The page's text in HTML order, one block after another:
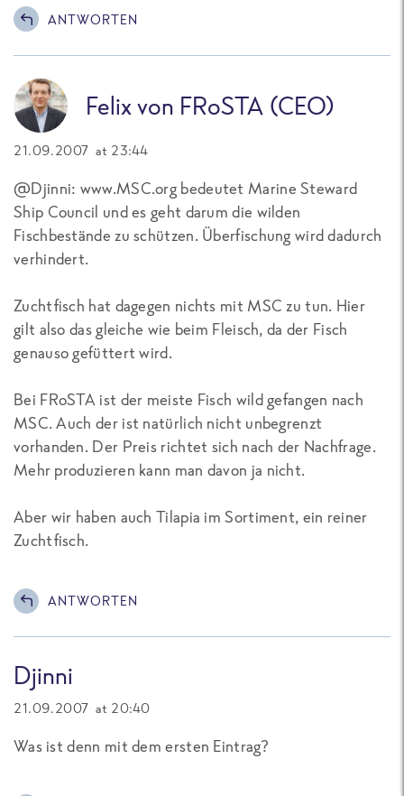
ANTWORTEN
Felix von FRoSTA (CEO)
21.09.2007 at 23:44
@Djinni: www.MSC.org bedeutet Marine Steward
Ship Council und es geht darum die wilden
Fischbestände zu schützen. Überfischung wird dadurch
verhindert.
Zuchtfisch hat dagegen nichts mit MSC zu tun. Hier
gilt also das gleiche wie beim Fleisch, da der Fisch
genauso gefüttert wird.
Bei FRoSTA ist der meiste Fisch wild gefangen nach
MSC. Auch der ist natürlich nicht unbegrenzt
vorhanden. Der Preis richtet sich nach der Nachfrage.
Mehr produzieren kann man davon ja nicht.
Aber wir haben auch Tilapia im Sortiment, ein reiner
Zuchtfisch.
ANTWORTEN
Djinni
21.09.2007 at 20:40
Was ist denn mit dem ersten Eintrag?